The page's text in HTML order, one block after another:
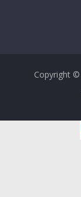
Copyright ©